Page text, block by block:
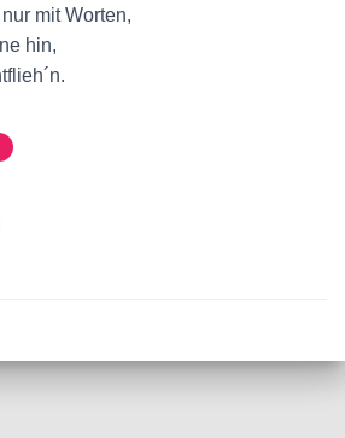
mit Worten,
hin,